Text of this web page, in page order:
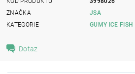
ZNAČKA
JSA
KATEGORIE
GUMY ICE FISH
Dotaz